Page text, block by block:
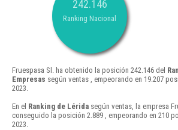
242.146
Ranking Nacional
Fruespasa Sl. ha obtenido la posición 242.146 del
Empresas según ventas , empeorando en 19.207
2023.
En el Ranking de Lérida según ventas, la empresa
conseguido la posición 2.889 , empeorando en 210
2023.